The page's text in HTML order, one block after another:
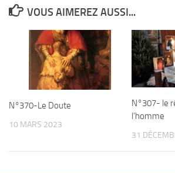
VOUS AIMEREZ AUSSI...
N°370-Le Doute
10 MARS 2023
N°307- le
l’homme
31